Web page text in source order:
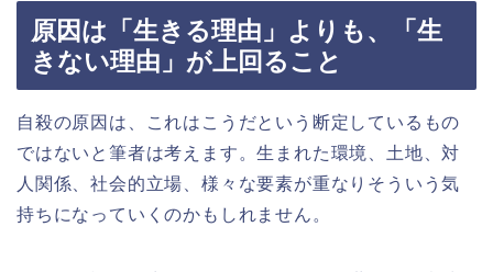
原因は「生きる理由」よりも、「生
きない理由」が上回ること
自殺の原因は、これはこうだという断定しているもの
ではないと筆者は考えます。生まれた環境、土地、対
人関係、社会的立場、様々な要素が重なりそういう気
持ちになっていくのかもしれません。